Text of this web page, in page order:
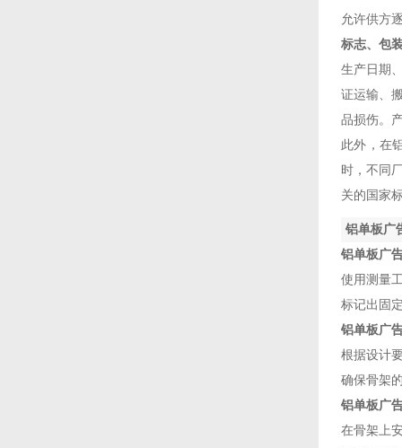
允许供方逐
标志、包
生产日期
证运输、
品损伤。
此外
时，不
关的国家
铝单板广
铝单板广
使用测量工
标记出固定
铝单板广
根据设计要
确保骨架的
铝单板广
在骨架上安